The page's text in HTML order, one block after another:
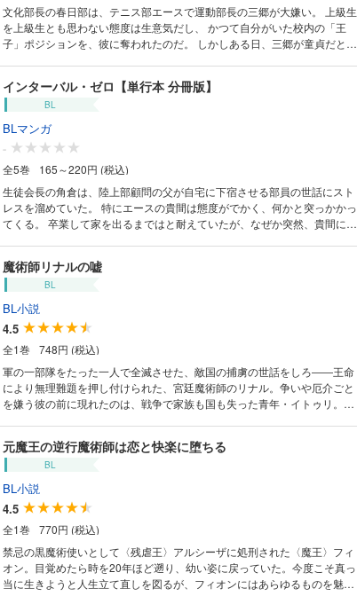
文化部長の春日部は、テニス部エースで運動部長の三郷が大嫌い。 上級生
を上級生とも思わない態度は生意気だし、 かつて自分がいた校内の「王
子」ポジションを、彼に奪われたのだ。 しかしある日、三郷が童貞だと知
スカレートするけれど……!? ※本コンテンツは【単行本版】を分冊したも
のです。分冊版や単行本との重複購入にお気をつけください。
インターバル・ゼロ【単行本 分冊版】
BL
BLマンガ
-
全5巻
165～220円 (税込)
生徒会長の角倉は、陸上部顧問の父が自宅に下宿させる部員の世話にスト
レスを溜めていた。 特にエースの貴間は態度がでかく、何かと突っかかっ
てくる。 卒業して家を出るまではと耐えていたが、なぜか突然、貴間にキ
うになるのに……。 ※本コンテンツは【単行本版】を分冊したものです。
分冊版や単行本との重複購入にお気をつけください。
魔術師リナルの嘘
BL
BL小説
4.5
全1巻
748円 (税込)
軍の一部隊をたった一人で全滅させた、敵国の捕虜の世話をしろ――王命
により無理難題を押し付けられた、宮廷魔術師のリナル。争いや厄介ごと
を嫌う彼の前に現れたのは、戦争で家族も国も失った青年・イトゥリ。言
旗を翻す逆転ファンタジー浪漫!! ※口絵・イラスト収録あり
元魔王の逆行魔術師は恋と快楽に堕ちる
BL
BL小説
4.5
全1巻
770円 (税込)
禁忌の黒魔術使いとして〈残虐王〉アルシーザに処刑された〈魔王〉フィ
オン。目覚めたら時を20年ほど遡り、幼い姿に戻っていた。今度こそ真っ
当に生きようと人生立て直しを図るが、フィオンにはあらゆるものを魅了